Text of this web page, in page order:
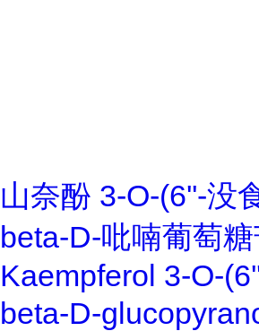
山奈酚 3-O-(6''-没
beta-D-吡喃葡萄
Kaempferol 3-O-
beta-D-